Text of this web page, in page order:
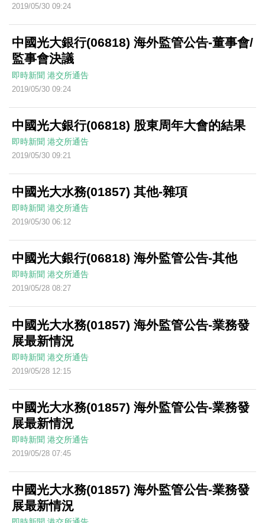
2019/05/30 09:24
中國光大銀行(06818) 海外監管公告-董事會/
監事會決議
即時新聞 港交所通告
2019/05/30 09:24
中國光大銀行(06818) 股東周年大會的結果
即時新聞 港交所通告
2019/05/30 09:21
中國光大水務(01857) 其他-雜項
即時新聞 港交所通告
2019/05/30 06:12
中國光大銀行(06818) 海外監管公告-其他
即時新聞 港交所通告
2019/05/28 08:27
中國光大水務(01857) 海外監管公告-業務發
展最新情況
即時新聞 港交所通告
2019/05/28 12:15
中國光大水務(01857) 海外監管公告-業務發
展最新情況
即時新聞 港交所通告
2019/05/28 07:45
中國光大水務(01857) 海外監管公告-業務發
展最新情況